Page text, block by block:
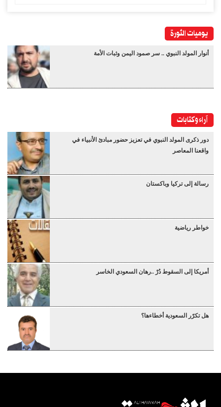
يوميات الثورة
أنوار المولد النبوي .. سر صمود اليمن وثبات الأمة
آراء وكتابات
دور ذكرى المولد النبوي في تعزيز حضور مبادئ الأنبياء في
واقعنا المعاصر
رسالة إلى تركيا وباكستان
خواطر رياضية
أمريكا إلى السقوط دُرْ ..رهان السعودي الخاسر
هل تكرّر السعودية أخطاءها؟